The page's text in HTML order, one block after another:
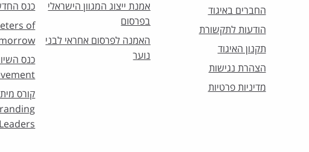
החברים באיגוד
הודעות לתקשורת
תקנון האיגוד
הצהרת נגישות
מדיניות פרטיות
אמנת ייצוג המגוון הישראלי
בפרסום
האמנה לפרסום אחראי לבני
נוער
כנס
of
קורס
Leaders